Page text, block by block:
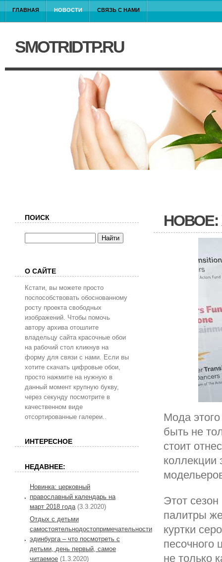
ГЛАВНАЯ НОВОСТИ СВЯЗЬ С НАМИ
SMOTRIDTP.RU
НОВОЕ:
Мода
быть не
стоит
коллекции
Этот
палитры
куртки
песочного
не только
ПОИСК
О САЙТЕ
Кстати, вы можете просто
поспособствовать обоснованному
росту проекта свободных
изображений. Чтобы помочь
автору архива отошлите
владельцу сайта красочные обои
на рабочий стол кликнув на
форму для связи с нами. Если вы
хотите скачать цифровые обои,
просто нажмите на нужную в
данный момент крупную букву,
через секунду посмотрите в
качественном виде
отсортированные галереи..
ИНТЕРЕСНОЕ
НЕДАВНЕЕ:
Новинка: церковный
православный календарь на
март 2018 года (3.3.2020)
Отдых с детьми
самостоятельнодостопримечательности
эдинбурга – что посмотреть с
детьми, день первый, самое
читаемое (1.3.2020)